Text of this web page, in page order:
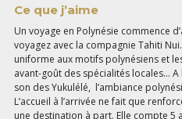
Ce que j’aime
Un voyage en Polynésie commence
voyagez avec la compagnie Tahiti
uniforme aux motifs polynésiens et
avant-goût des spécialités locales…
son des Yukulélé, l’ambiance
L’accueil à l’arrivée ne fait que
une destination à part. Elle compte 5